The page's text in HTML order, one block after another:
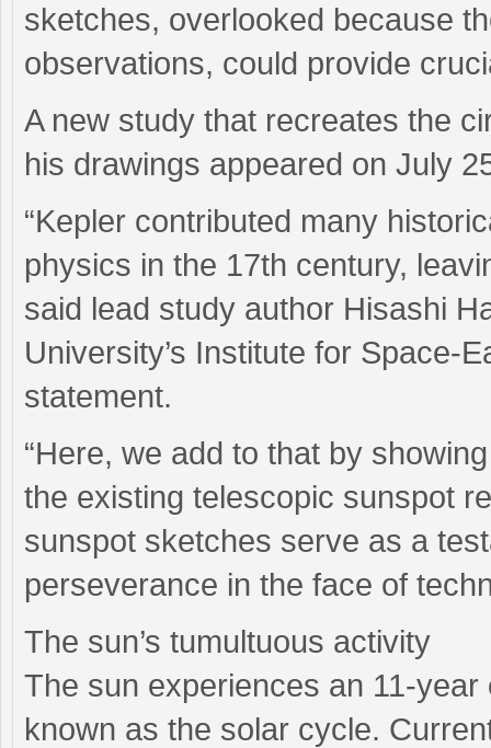
sketches, overlooked because
observations, could provide
A new study that recreates the
his drawings appeared on July
“Kepler contributed many
physics in the 17th century,
said lead study author Hisashi
University’s Institute for Space-
statement.
“Here, we add to that by
the existing telescopic sunspot
sunspot sketches serve as a
perseverance in the face of
The sun’s tumultuous activity
The sun experiences an 11-
known as the solar cycle.